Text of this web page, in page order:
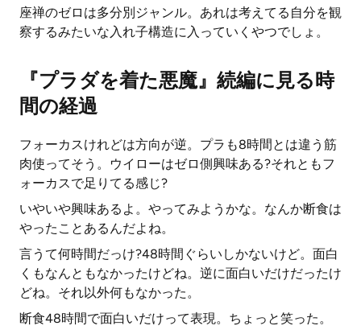
座禅のゼロは多分別ジャンル。あれは考えてる自分を観
察するみたいな入れ子構造に入っていくやつでしょ。
『プラダを着た悪魔』続編に見る時
間の経過
フォーカスけれどは方向が逆。プラも8時間とは違う筋
肉使ってそう。ウイローはゼロ側興味ある?それともフ
ォーカスで足りてる感じ?
いやいや興味あるよ。やってみようかな。なんか断食は
やったことあるんだよね。
言うて何時間だっけ?48時間ぐらいしかないけど。面白
くもなんともなかったけどね。逆に面白いだけだったけ
どね。それ以外何もなかった。
断食48時間で面白いだけって表現。ちょっと笑った。